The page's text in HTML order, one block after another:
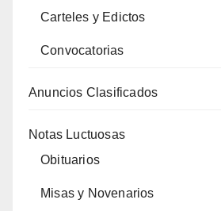
Carteles y Edictos
Convocatorias
Anuncios Clasificados
Notas Luctuosas
Obituarios
Misas y Novenarios